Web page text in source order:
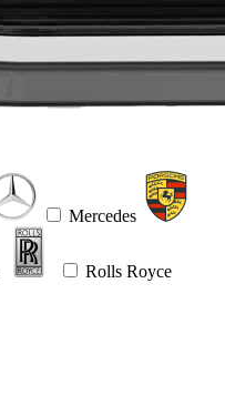
Mercedes
Rolls Royce